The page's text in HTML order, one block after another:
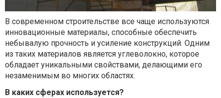
В современном строительстве все чаще используются
инновационные материалы, способные обеспечить
небывалую прочность и усиление конструкций. Одним
из таких материалов является углеволокно, которое
обладает уникальными свойствами, делающими его
незаменимым во многих областях.
В каких сферах используется?